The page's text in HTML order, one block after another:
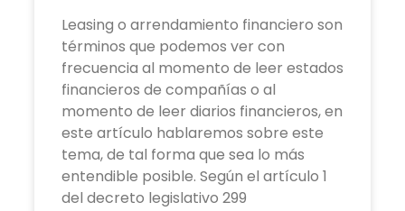
Leasing o arrendamiento financiero son
términos que podemos ver con
frecuencia al momento de leer estados
financieros de compañías o al
momento de leer diarios financieros, en
este artículo hablaremos sobre este
tema, de tal forma que sea lo más
entendible posible. Según el artículo 1
del decreto legislativo 299